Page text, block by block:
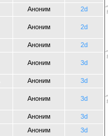
Аноним 2d
Аноним 2d
Аноним 2d
Аноним 3d
Аноним 3d
Аноним 3d
Аноним 3d
Аноним 3d